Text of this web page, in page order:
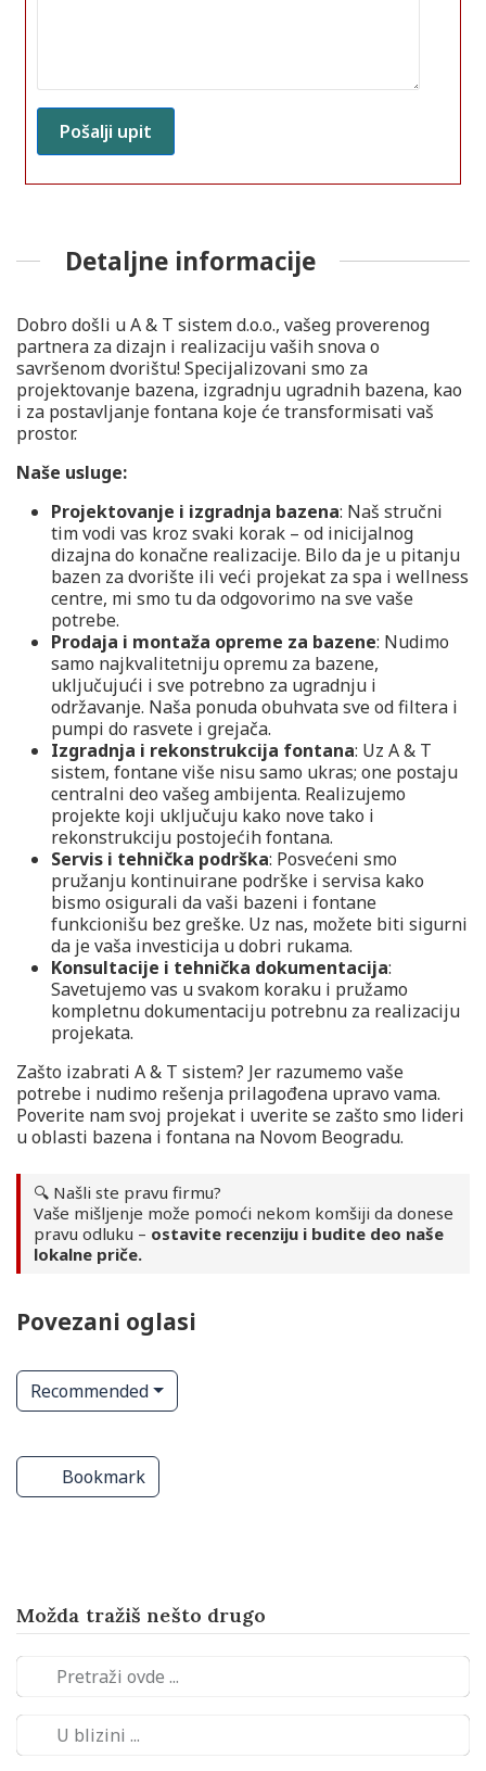
Detaljne informacije
Dobro došli u A & T sistem d.o.o., vašeg proverenog
partnera za dizajn i realizaciju vaših snova o
savršenom dvorištu! Specijalizovani smo za
projektovanje bazena, izgradnju ugradnih bazena, kao
i za postavljanje fontana koje će transformisati vaš
prostor.
Naše usluge:
Projektovanje i izgradnja bazena: Naš stručni
tim vodi vas kroz svaki korak – od inicijalnog
dizajna do konačne realizacije. Bilo da je u pitanju
bazen za dvorište ili veći projekat za spa i wellness
centre, mi smo tu da odgovorimo na sve vaše
potrebe.
Prodaja i montaža opreme za bazene: Nudimo
samo najkvalitetniju opremu za bazene,
uključujući i sve potrebno za ugradnju i
održavanje. Naša ponuda obuhvata sve od filtera i
pumpi do rasvete i grejača.
Izgradnja i rekonstrukcija fontana: Uz A & T
sistem, fontane više nisu samo ukras; one postaju
centralni deo vašeg ambijenta. Realizujemo
projekte koji uključuju kako nove tako i
rekonstrukciju postojećih fontana.
Servis i tehnička podrška: Posvećeni smo
pružanju kontinuirane podrške i servisa kako
bismo osigurali da vaši bazeni i fontane
funkcionišu bez greške. Uz nas, možete biti sigurni
da je vaša investicija u dobri rukama.
Konsultacije i tehnička dokumentacija:
Savetujemo vas u svakom koraku i pružamo
kompletnu dokumentaciju potrebnu za realizaciju
projekata.
Zašto izabrati A & T sistem? Jer razumemo vaše
potrebe i nudimo rešenja prilagođena upravo vama.
Poverite nam svoj projekat i uverite se zašto smo lideri
u oblasti bazena i fontana na Novom Beogradu.
🔍 Našli ste pravu firmu?
Vaše mišljenje može pomoći nekom komšiji da donese
pravu odluku – ostavite recenziju i budite deo naše
lokalne priče.
Povezani oglasi
Recommended
pirotehnika
Bookmark
Možda tražiš nešto drugo